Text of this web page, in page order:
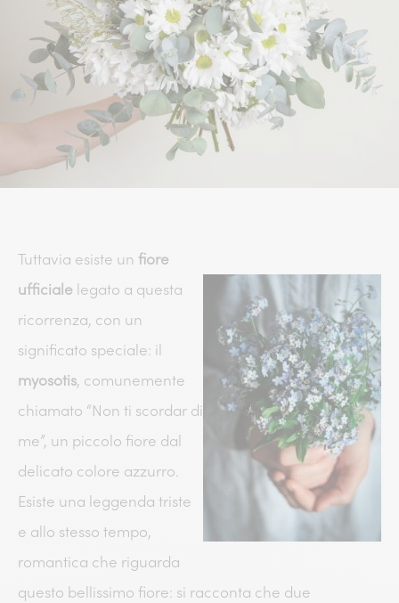
Tuttavia esiste un fiore
ufficiale legato a questa
ricorrenza, con un
significato speciale: il
myosotis, comunemente
chiamato “Non ti scordar di
me”, un piccolo fiore dal
delicato colore azzurro.
Esiste una leggenda triste
e allo stesso tempo,
romantica che riguarda
questo bellissimo fiore: si racconta che due